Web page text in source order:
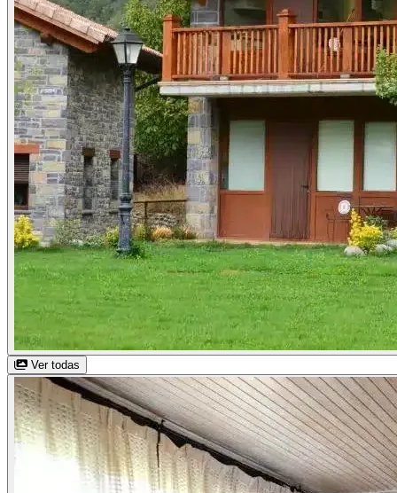
Ver todas